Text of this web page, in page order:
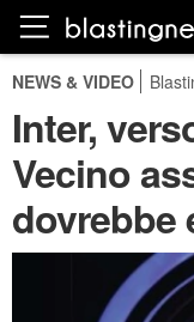
NEWS & VIDEO
Inter,
Vecino
dovrebbe